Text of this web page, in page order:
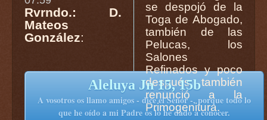
Rvrndo.: D.
Mateos
González:
Aleluya Jn 15, 15b
A vosotros os llamo amigos - dice el Señor -, porque todo lo
que he oído a mi Padre os lo he dado a conocer.
se despojó de la
Toga de Abogado,
también de las
Pelucas, los
Salones
Refinados y poco
después también
renunció a la
Primogenitura.